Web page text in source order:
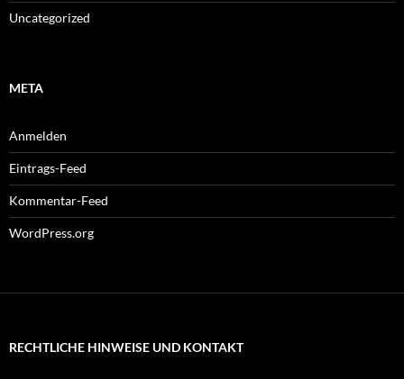
Uncategorized
META
Anmelden
Eintrags-Feed
Kommentar-Feed
WordPress.org
RECHTLICHE HINWEISE UND KONTAKT